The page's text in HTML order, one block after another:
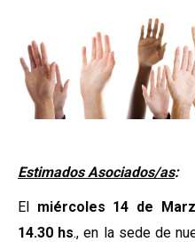
Estimados Asociados/as:
El miércoles 14 de
14.30 hs., en la sede de